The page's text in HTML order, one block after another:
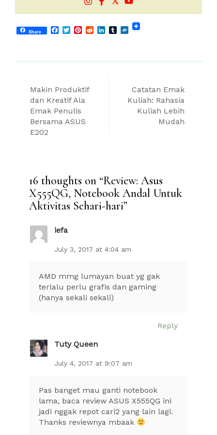
Share Facebook
TwitterPinterest
RedditLinkedIn
Tumblr
Folkd
Post
navigation
Makin Produktif
dan Kreatif Ala
Emak Penulis
Bersama ASUS
E202
Catatan Emak
Kuliah: Rahasia
Kuliah Lebih
Mudah
16 thoughts on “Review: Asus
X555QG, Notebook Andal Untuk
Aktivitas Sehari-hari”
iefa
July 3, 2017 at 4:04 am
AMD mmg lumayan buat yg gak
terlalu perlu grafis dan gaming
(hanya sekali sekali)
Reply
Tuty Queen
July 4, 2017 at 9:07 am
Pas banget mau ganti notebook
lama, baca review ASUS X555QG ini
jadi nggak repot cari2 yang lain lagi.
Thanks reviewnya mbaak